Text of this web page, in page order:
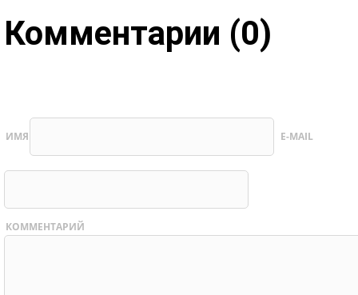
Комментарии (0)
ИМЯ E-MAIL
КОММЕНТАРИЙ